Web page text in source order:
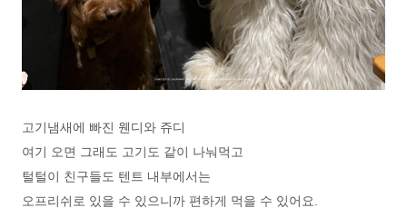
고기냄새에 빠진 웬디와 쥬디
여기 오면 그래도 고기도 같이 나눠먹고
털털이 친구들도 텐트 내부에서는
오프리쉬로 있을 수 있으니까 편하게 먹을 수 있어요.